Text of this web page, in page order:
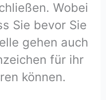
Wobei
Sie bevor Sie
gehen auch
für ihr
können.